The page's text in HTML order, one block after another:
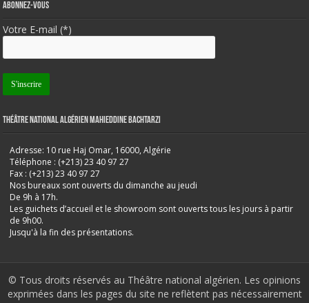
Abonnez-vous
Votre E-mail (*)
Théâtre National Algérien Mahieddine Bachtarzi
Adresse: 10 rue Haj Omar, 16000, Algérie
Téléphone : (+213) 23 40 97 27
Fax : (+213) 23 40 97 27
Nos bureaux sont ouverts du dimanche au jeudi
De 9h à 17h.
Les guichets d’accueil et le showroom sont ouverts tous les jours à partir
de 9h00.
Jusqu'à la fin des présentations.
© Tous droits réservés au Théâtre national algérien. Les opinions
exprimées dans les pages du site ne reflètent pas nécessairement